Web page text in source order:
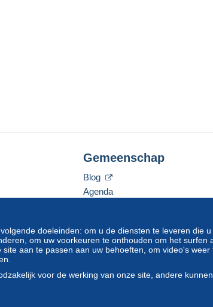
doeleinden: om u de diensten te leveren die
om uw voorkeuren te onthouden om het surfen
aan te passen aan uw behoeften, om video's
voor de werking van onze site, andere
Gemeenschap
Blog
Agenda
voorbehouden.